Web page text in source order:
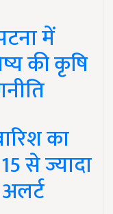
में
की कृषि
का
से ज्यादा